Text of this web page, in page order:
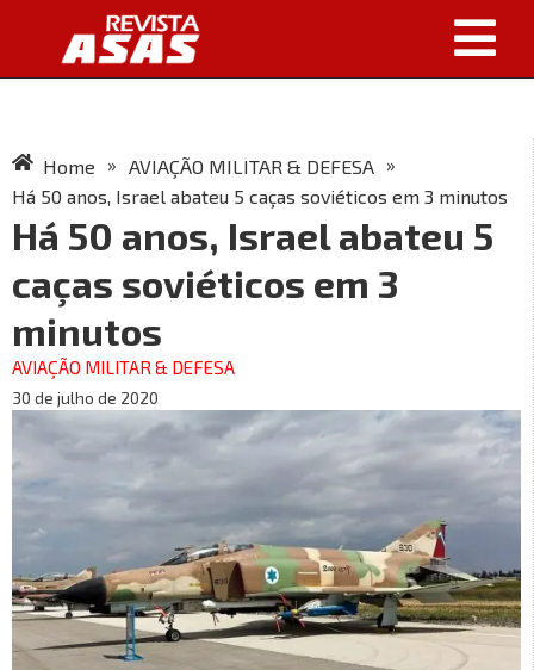
Home » AVIAÇÃO MILITAR & DEFESA »
Há 50 anos, Israel abateu 5 caças soviéticos em 3 minutos
Há 50 anos, Israel abateu 5
caças soviéticos em 3
minutos
AVIAÇÃO MILITAR & DEFESA
30 de julho de 2020